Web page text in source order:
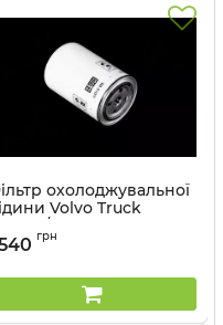
охолоджувальної
Volvo Truck
9 (MANN)
грн